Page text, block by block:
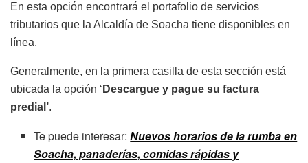
En esta opción encontrará el portafolio de servicios
tributarios que la Alcaldía de Soacha tiene disponibles en
línea.
Generalmente, en la primera casilla de esta sección está
ubicada la opción ‘ Descargue y pague su factura
predial’.
Te puede interesar:Nuevos horarios de la rumba en
Soacha, panaderías, comidas rápidas y